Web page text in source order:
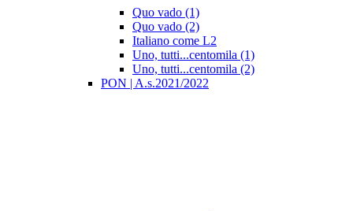
Quo vado (1)
Quo vado (2)
Italiano come L2
Uno, tutti...centomila (1)
Uno, tutti...centomila (2)
PON | A.s.2021/2022